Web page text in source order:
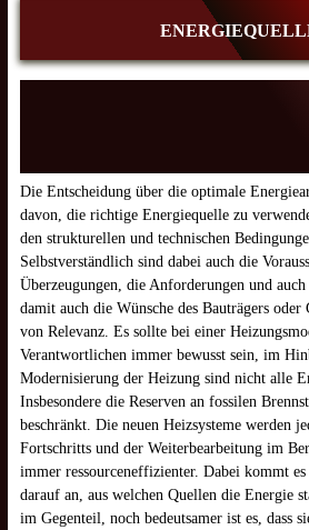
Die Entscheidung über die optimale
davon, die richtige Energiequelle zu
den strukturellen und technischen
Selbstverständlich sind dabei auch die
Überzeugungen, die Anforderungen und
damit auch die Wünsche des Bauträgers oder
von Relevanz. Es sollte bei einer
Verantwortlichen immer bewusst sein, im
Modernisierung der Heizung sind nicht alle
Insbesondere die Reserven an fossilen
beschränkt. Die neuen Heizsysteme werden
Fortschritts und der Weiterbearbeitung im
immer ressourceneffizienter. Dabei kommt
darauf an, aus welchen Quellen die Energie
im Gegenteil, noch bedeutsamer ist es, dass